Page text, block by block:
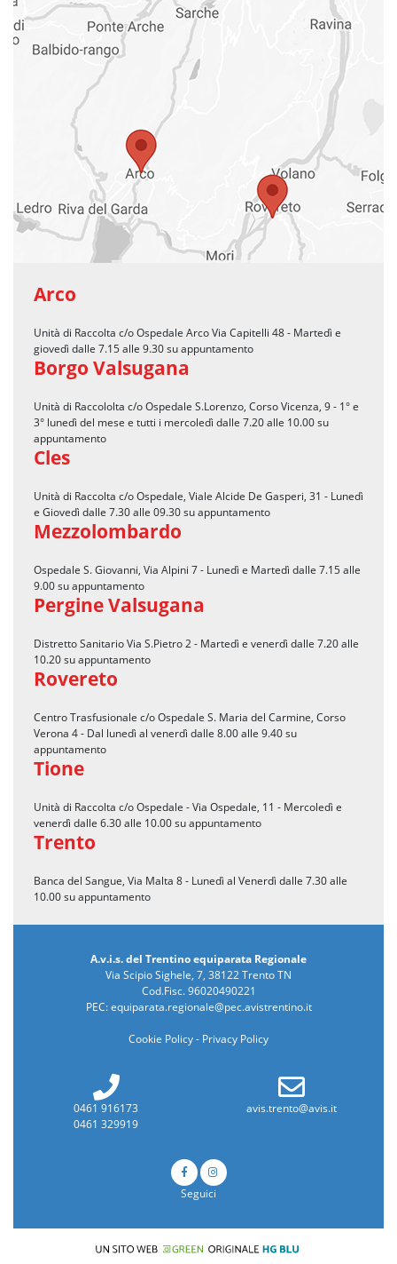
Arco
Unità di Raccolta c/o Ospedale Arco Via Capitelli 48 - Martedì e
giovedì dalle 7.15 alle 9.30 su appuntamento
Borgo Valsugana
Unità di Raccololta c/o Ospedale S.Lorenzo, Corso Vicenza, 9 - 1° e
3° lunedì del mese e tutti i mercoledì dalle 7.20 alle 10.00 su
appuntamento
Cles
Unità di Raccolta c/o Ospedale, Viale Alcide De Gasperi, 31 - Lunedì
e Giovedì dalle 7.30 alle 09.30 su appuntamento
Mezzolombardo
Ospedale S. Giovanni, Via Alpini 7 - Lunedì e Martedì dalle 7.15 alle
9.00 su appuntamento
Pergine Valsugana
Distretto Sanitario Via S.Pietro 2 - Martedì e venerdì dalle 7.20 alle
10.20 su appuntamento
Rovereto
Centro Trasfusionale c/o Ospedale S. Maria del Carmine, Corso
Verona 4 - Dal lunedì al venerdì dalle 8.00 alle 9.40 su
appuntamento
Tione
Unità di Raccolta c/o Ospedale - Via Ospedale, 11 - Mercoledì e
venerdì dalle 6.30 alle 10.00 su appuntamento
Trento
Banca del Sangue, Via Malta 8 - Lunedì al Venerdì dalle 7.30 alle
10.00 su appuntamento
A.v.i.s. del Trentino equiparata Regionale
Via Scipio Sighele, 7, 38122 Trento TN
Cod.Fisc. 96020490221
PEC:equiparata.regionale@pec.avistrentino.it
Cookie Policy- Privacy Policy
0461 916173
0461 329919
avis.trento@avis.it
Seguici